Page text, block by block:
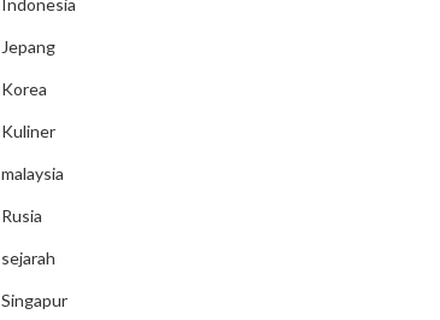
Indonesia
Jepang
Korea
Kuliner
malaysia
Rusia
sejarah
Singapur